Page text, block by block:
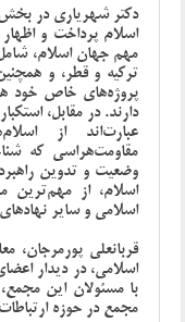
دکتر شهریاری در
اسلام پرداخت و
مهم جهان اسلام،
ترکیه و قطر، و
پروژه‌های خاص خود
دارند. در مقابل،
عبارت‌اند از
مقاومت‌هراسی که
وضعیت و تدوین
اسلام، از
اسلامی و سایر
قربانعلی
اسلامی، در دیدار
با مسئولان این
مجمع در حوزه